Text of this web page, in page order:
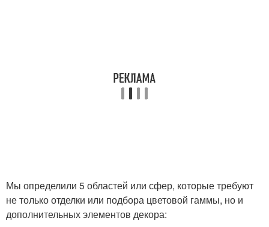
Мы определили 5 областей или сфер, которые требуют
не только отделки или подбора цветовой гаммы, но и
дополнительных элементов декора: